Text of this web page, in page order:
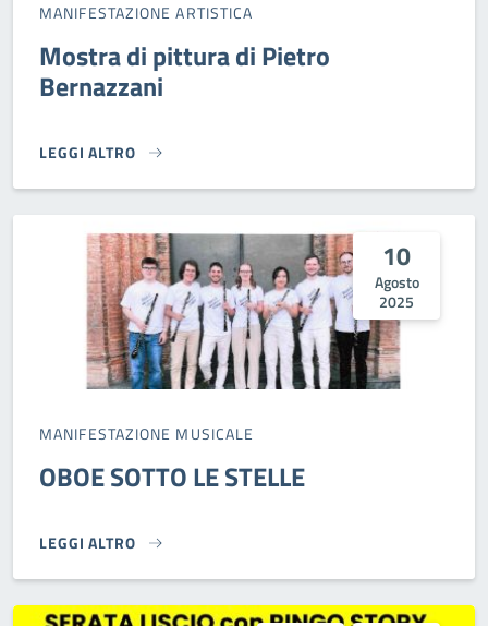
MANIFESTAZIONE ARTISTICA
Mostra di pittura di Pietro
Bernazzani
LEGGI ALTRO
MOSTRA DI PITTURA DI PIETRO BERNAZZANI}
10
Agosto
2025
MANIFESTAZIONE MUSICALE
OBOE SOTTO LE STELLE
LEGGI ALTRO
OBOE SOTTO LE STELLE}